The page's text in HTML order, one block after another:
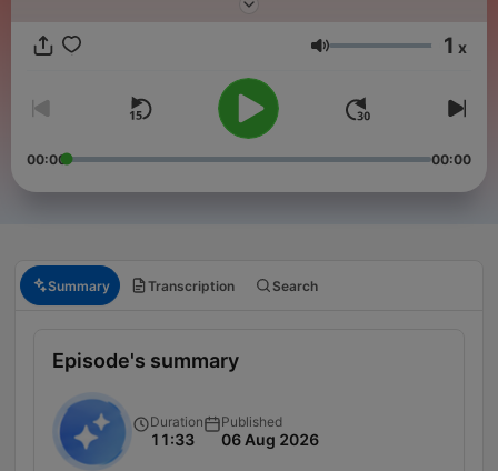
Volume 1 x
00:00 00:00
Summary Transcription Search
Episode's summary
Duration
11:33
Published
06 Aug 2026